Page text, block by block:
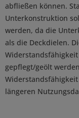
abfließen können.
Unterkonstruktion
werden, da die
als die Deckdielen.
gepflegt/geölt
längeren